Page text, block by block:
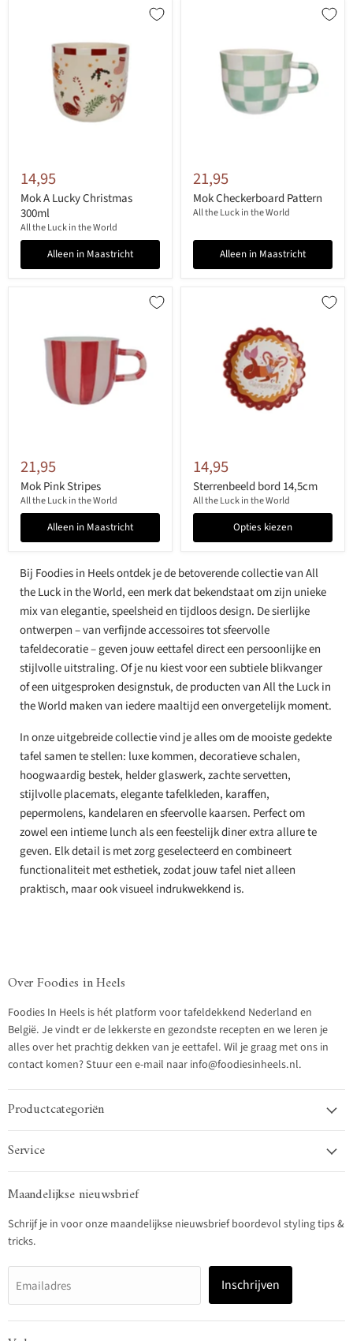
14,95
Mok A Lucky Christmas
300ml
All the Luck in the World
Alleen in Maastricht
21,95
Mok Checkerboard Pattern
All the Luck in the World
Alleen in Maastricht
21,95
Mok Pink Stripes
All the Luck in the World
Alleen in Maastricht
14,95
Sterrenbeeld bord 14,5cm
All the Luck in the World
Opties kiezen
Bij Foodies in Heels ontdek je de betoverende collectie van All
the Luck in the World, een merk dat bekendstaat om zijn unieke
mix van elegantie, speelsheid en tijdloos design. De sierlijke
ontwerpen – van verfijnde accessoires tot sfeervolle
tafeldecoratie – geven jouw eettafel direct een persoonlijke en
stijlvolle uitstraling. Of je nu kiest voor een subtiele blikvanger
of een uitgesproken designstuk, de producten van All the Luck in
the World maken van iedere maaltijd een onvergetelijk moment.
In onze uitgebreide collectie vind je alles om de mooiste gedekte
tafel samen te stellen: luxe kommen, decoratieve schalen,
hoogwaardig bestek, helder glaswerk, zachte servetten,
stijlvolle placemats, elegante tafelkleden, karaffen,
pepermolens, kandelaren en sfeervolle kaarsen. Perfect om
zowel een intieme lunch als een feestelijk diner extra allure te
geven. Elk detail is met zorg geselecteerd en combineert
functionaliteit met esthetiek, zodat jouw tafel niet alleen
praktisch, maar ook visueel indrukwekkend is.
Over Foodies in Heels
Foodies In Heels is hét platform voor tafeldekkend Nederland en
België. Je vindt er de lekkerste en gezondste recepten en we leren je
alles over het prachtig dekken van je eettafel. Wil je graag met ons in
contact komen? Stuur een e-mail naar info@foodiesinheels.nl.
Productcategoriën
Service
Maandelijkse nieuwsbrief
Schrijf je in voor onze maandelijkse nieuwsbrief boordevol styling tips &
tricks.
Emailadres Inschrijven